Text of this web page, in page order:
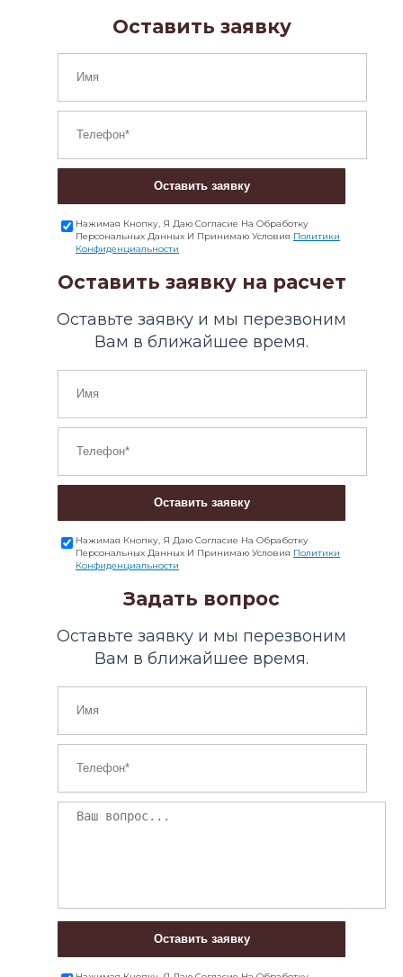
Оставить заявку
Оставить заявку
Нажимая Кнопку, Я Даю Согласие На Обработку
Персональных Данных И Принимаю Условия Политики
Конфиденциальности
Оставить заявку на расчет
Оставьте заявку и мы перезвоним
Вам в ближайшее время.
Оставить заявку
Нажимая Кнопку, Я Даю Согласие На Обработку
Персональных Данных И Принимаю Условия Политики
Конфиденциальности
Задать вопрос
Оставьте заявку и мы перезвоним
Вам в ближайшее время.
Оставить заявку